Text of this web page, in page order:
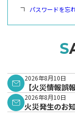
パスワードを忘
2026年8月10日
【火災情報誤
2026年8月10日
火災発生のお